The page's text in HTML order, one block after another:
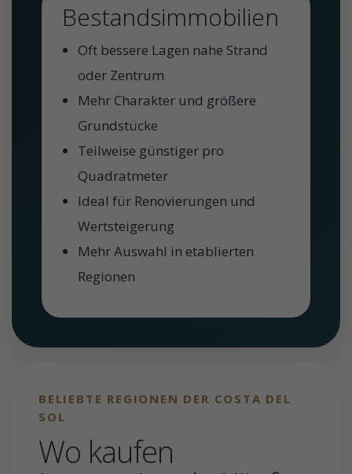
Bestandsimmobilien
Oft bessere Lagen nahe Strand
oder Zentrum
Mehr Charakter und größere
Grundstücke
Teilweise günstiger pro
Quadratmeter
Ideal für Renovierungen und
Wertsteigerung
Mehr Auswahl in etablierten
Regionen
BELIEBTE REGIONEN DER COSTA DEL
SOL
Wo kaufen